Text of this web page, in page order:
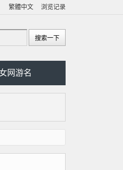
繁體中文 浏览记录
女网游名